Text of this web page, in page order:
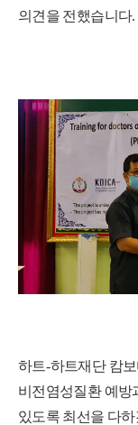
의견을 전했습니다.
하트-하트재단 캄
비전염성질환 예방
있도록 최선을 다